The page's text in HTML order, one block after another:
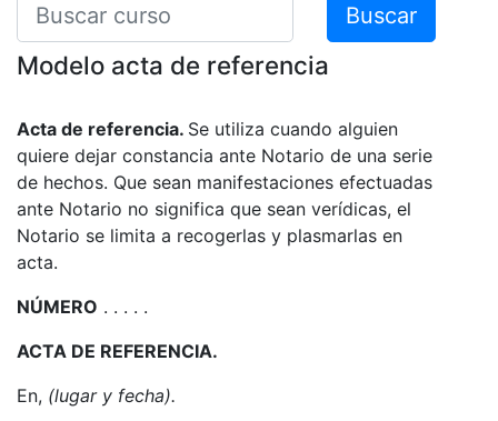
Buscar
Modelo acta de referencia
Acta de referencia. Se utiliza cuando alguien
quiere dejar constancia ante Notario de una serie
de hechos. Que sean manifestaciones efectuadas
ante Notario no significa que sean verídicas, el
Notario se limita a recogerlas y plasmarlas en
acta.
NÚMERO . . . . .
ACTA DE REFERENCIA.
En, (lugar y fecha).